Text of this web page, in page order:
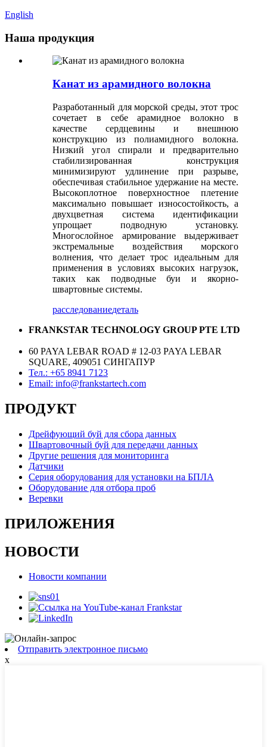
English
Наша продукция
Канат из арамидного волокна
Разработанный для морской среды, этот трос
сочетает в себе арамидное волокно в
качестве сердцевины и внешнюю
конструкцию из полиамидного волокна.
Низкий угол спирали и предварительно
стабилизированная конструкция
минимизируют удлинение при разрыве,
обеспечивая стабильное удержание на месте.
Высокоплотное поверхностное плетение
максимально повышает износостойкость, а
двухцветная система идентификации
упрощает подводную установку.
Многослойное армирование выдерживает
экстремальные воздействия морского
волнения, что делает трос идеальным для
применения в условиях высоких нагрузок,
таких как подводные буи и якорно-
швартовные системы.
расследованиедеталь
FRANKSTAR TECHNOLOGY GROUP PTE LTD
60 PAYA LEBAR ROAD # 12-03 PAYA LEBAR
SQUARE, 409051 СИНГАПУР
Тел.: +65 8941 7123
Email: info@frankstartech.com
ПРОДУКТ
Дрейфующий буй для сбора данных
Швартовочный буй для передачи данных
Другие решения для мониторинга
Датчики
Серия оборудования для установки на БПЛА
Оборудование для отбора проб
Веревки
ПРИЛОЖЕНИЯ
НОВОСТИ
Новости компании
Отправить электронное письмо
x